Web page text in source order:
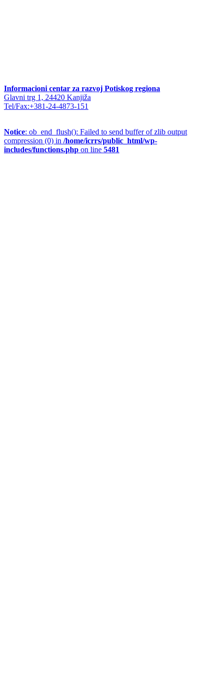
Informacioni centar za razvoj Potiskog regiona
Glavni trg 1, 24420 Kanjiža
Tel/Fax:+381-24-4873-151
Notice: ob_end_flush(): Failed to send buffer of zlib output
compression (0) in /home/icrrs/public_html/wp-
includes/functions.php on line 5481